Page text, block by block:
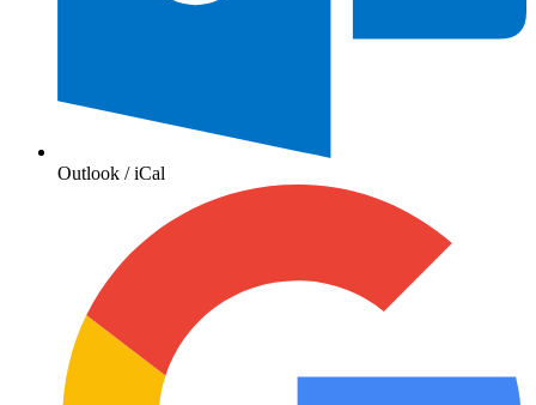
Outlook / iCal